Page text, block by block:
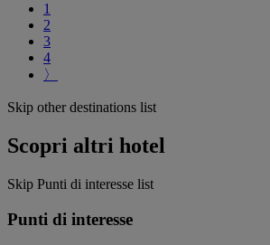
1
2
3
4
〉
Skip other destinations list
Scopri altri hotel
Skip Punti di interesse list
Punti di interesse